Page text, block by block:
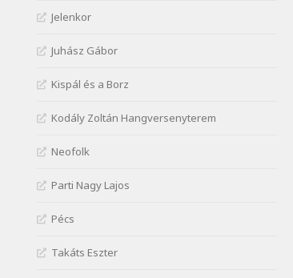
Janus Pannonius:
Névváltoztatásáról
Szélkiáltó
tavasszal
József Attila: Hajad az ujjamé
Szélkiáltó
Szélkiáltó
József Attila: Mikor az uccán
József Attila: Minden s
Jelenkor
Juhász Gábor
Kispál és a Borz
Kodály Zoltán Hangversenyterem
Neofolk
Parti Nagy Lajos
Pécs
Takáts Eszter